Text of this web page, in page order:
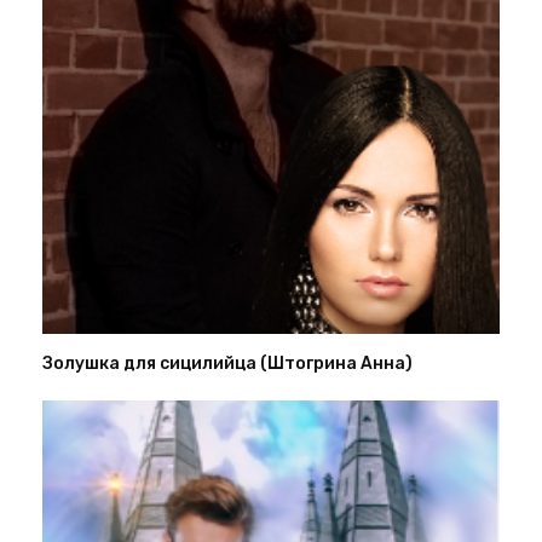
Золушка для сицилийца (Штогрина Анна)